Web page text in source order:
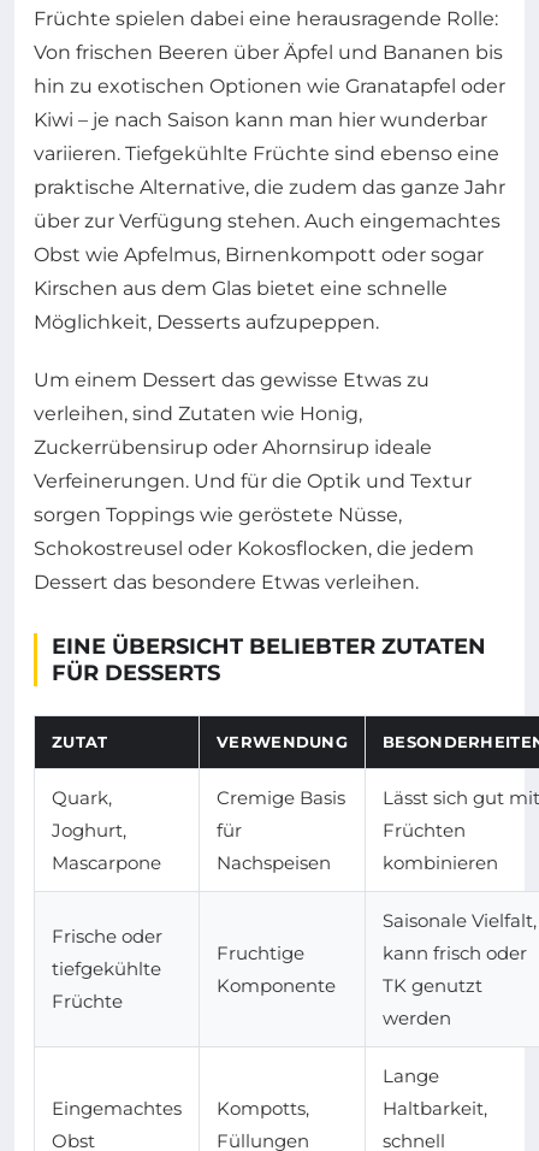
Früchte spielen dabei eine herausragende Rolle:
Von frischen Beeren über Äpfel und Bananen bis
hin zu exotischen Optionen wie Granatapfel oder
Kiwi – je nach Saison kann man hier wunderbar
variieren. Tiefgekühlte Früchte sind ebenso eine
praktische Alternative, die zudem das ganze Jahr
über zur Verfügung stehen. Auch eingemachtes
Obst wie Apfelmus, Birnenkompott oder sogar
Kirschen aus dem Glas bietet eine schnelle
Möglichkeit, Desserts aufzupeppen.
Um einem Dessert das gewisse Etwas zu
verleihen, sind Zutaten wie Honig,
Zuckerrübensirup oder Ahornsirup ideale
Verfeinerungen. Und für die Optik und Textur
sorgen Toppings wie geröstete Nüsse,
Schokostreusel oder Kokosflocken, die jedem
Dessert das besondere Etwas verleihen.
EINE ÜBERSICHT BELIEBTER ZUTATEN
FÜR DESSERTS
ZUTAT VERWENDUNG
Quark,
Joghurt,
Mascarpone
Cremige Basis
für
Nachspeisen
Lässt sich gut mit
Früchten
kombinieren
Frische oder
tiefgekühlte
Früchte
Fruchtige
Komponente
Saisonale Vielfalt,
kann frisch oder
TK genutzt
werden
Eingemachtes
Obst
Kompotts,
Füllungen
Lange
Haltbarkeit,
schnell